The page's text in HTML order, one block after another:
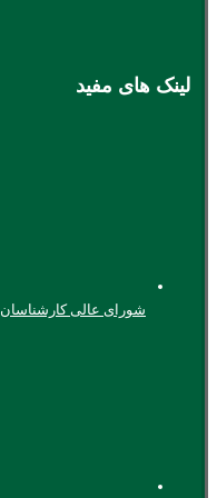
لینک های مفید
شورای عالی کارشناسان